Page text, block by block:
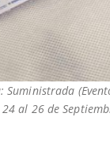
Suministrada
al 26 de